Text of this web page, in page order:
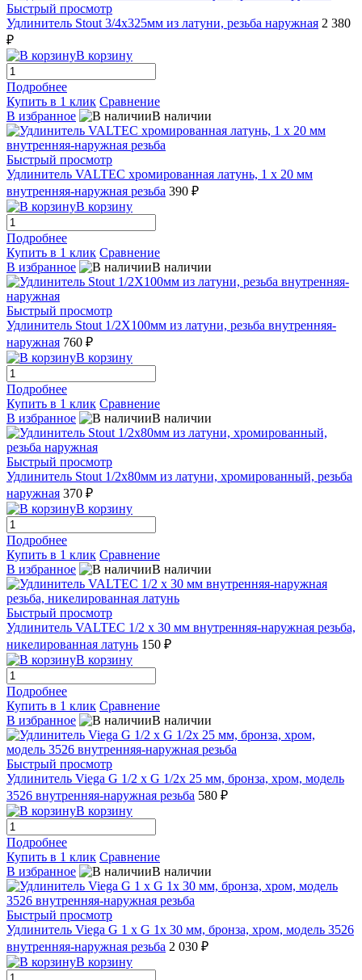
Быстрый просмотр
Удлинитель Stout 3/4x325мм из латуни, резьба наружная 2 380
₽
В корзину
Подробнее
Купить в 1 клик Сравнение
В избранное
В наличии
Быстрый просмотр
Удлинитель VALTEC хромированная латунь, 1 х 20 мм
внутренняя-наружная резьба 390 ₽
В корзину
Подробнее
Купить в 1 клик Сравнение
В избранное
В наличии
Быстрый просмотр
Удлинитель Stout 1/2X100мм из латуни, резьба внутренняя-
наружная 760 ₽
В корзину
Подробнее
Купить в 1 клик Сравнение
В избранное
В наличии
Быстрый просмотр
Удлинитель Stout 1/2x80мм из латуни, хромированный, резьба
наружная 370 ₽
В корзину
Подробнее
Купить в 1 клик Сравнение
В избранное
В наличии
Быстрый просмотр
Удлинитель VALTEC 1/2 х 30 мм внутренняя-наружная резьба,
никелированная латунь 150 ₽
В корзину
Подробнее
Купить в 1 клик Сравнение
В избранное
В наличии
Быстрый просмотр
Удлинитель Viega G 1/2 х G 1/2x 25 мм, бронза, хром, модель
3526 внутренняя-наружная резьба 580 ₽
В корзину
Подробнее
Купить в 1 клик Сравнение
В избранное
В наличии
Быстрый просмотр
Удлинитель Viega G 1 х G 1x 30 мм, бронза, хром, модель 3526
внутренняя-наружная резьба 2 030 ₽
В корзину